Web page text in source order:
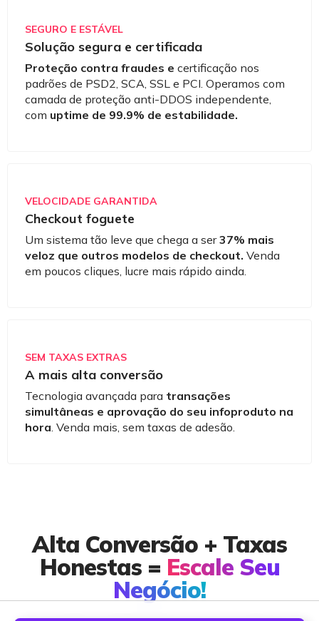
SEGURO E ESTÁVEL
Solução segura e certificada
Proteção contra fraudes e certificação nos
padrões de PSD2, SCA, SSL e PCI. Operamos com
camada de proteção anti-DDOS independente,
com uptime de 99.9% de estabilidade.
VELOCIDADE GARANTIDA
Checkout foguete
Um sistema tão leve que chega a ser37% mais
veloz que outros modelos de checkout. Venda
em poucos cliques, lucre mais rápido ainda.
SEM TAXAS EXTRAS
A mais alta conversão
Tecnologia avançada para transações
simultâneas e aprovação do seu infoproduto na
hora. Venda mais, sem taxas de adesão.
Alta Conversão + Taxas
Honestas = Escale Seu
Negócio!